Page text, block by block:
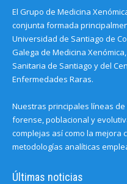
El Grupo de Medicina
conjunta formada
Universidad de Santiago de
Galega de Medicina
Sanitaria de Santiago y del
Enfermedades Raras.
Nuestras principales líneas
forense, poblacional y
complejas así como la mejora
metodologías analíticas
Últimas noticias